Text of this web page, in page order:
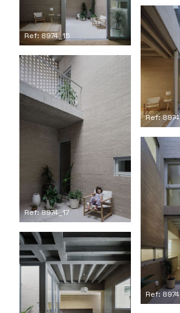
Ref: 8974_15
Ref:
Ref: 8974_17
Ref: